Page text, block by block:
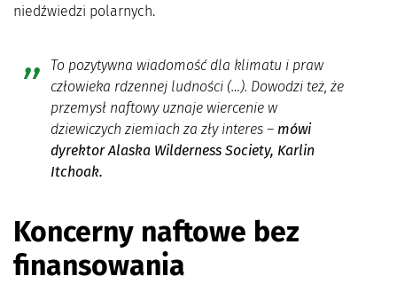
niedźwiedzi polarnych.
To pozytywna wiadomość dla klimatu i praw
człowieka rdzennej ludności (…). Dowodzi też, że
przemysł naftowy uznaje wiercenie w
dziewiczych ziemiach za zły interes– mówi
dyrektor Alaska Wilderness Society, Karlin
Itchoak.
Koncerny naftowe bez
finansowania